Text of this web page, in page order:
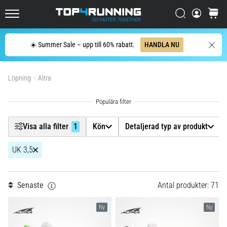
☀️ Summer Sale – upp till 60% rabatt. HANDLA NU
Sök
mening:
Det
men
är
det!
Vilka
fördelar
ger
det,
vilka…
7. 8. 2026
8 min. läsning
Löpning Altra
Visa alla filter 1 Kön Detaljerad typ av produkt
Filtr
Detaljerad typ av produkt
Skostorlek
Modell
UK 3,5
Senaste Antal produkter: 71
Ny Ny